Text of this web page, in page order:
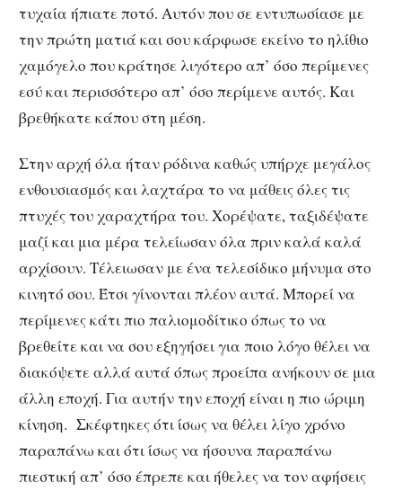
τυχαία ήπιατε ποτό. Αυτόν που σε εντυπωσίασε με
την πρώτη ματιά και σου κάρφωσε εκείνο το ηλίθιο
χαμόγελο που κράτησε λιγότερο απ’ όσο περίμενες
εσύ και περισσότερο απ’ όσο περίμενε αυτός. Και
βρεθήκατε κάπου στη μέση.
Στην αρχή όλα ήταν ρόδινα καθώς υπήρχε μεγάλος
ενθουσιασμός και λαχτάρα το να μάθεις όλες τις
πτυχές του χαραχτήρα του. Χορέψατε, ταξιδέψατε
μαζί και μια μέρα τελείωσαν όλα πριν καλά καλά
αρχίσουν. Τέλειωσαν με ένα τελεσίδικο μήνυμα στο
κινητό σου. Έτσι γίνονται πλέον αυτά. Μπορεί να
περίμενες κάτι πιο παλιομοδίτικο όπως το να
βρεθείτε και να σου εξηγήσει για ποιο λόγο θέλει να
διακόψετε αλλά αυτά όπως προείπα ανήκουν σε μια
άλλη εποχή. Για αυτήν την εποχή είναι η πιο ώριμη
κίνηση. Σκέφτηκες ότι ίσως να θέλει λίγο χρόνο
παραπάνω και ότι ίσως να ήσουνα παραπάνω
πιεστική απ’ όσο έπρεπε και ήθελες να τον αφήσεις